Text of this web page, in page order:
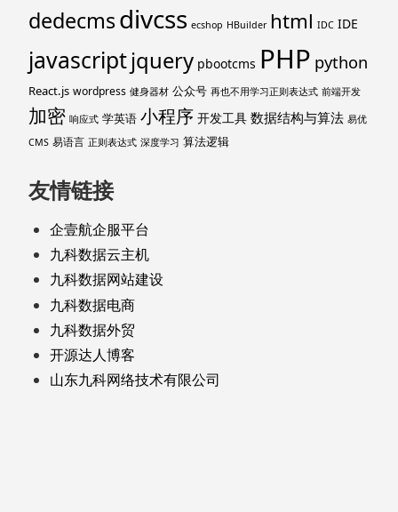
dedecmsdivcss ecshop HBuilder html IDC IDE
javascriptjquery pbootcms PHP python
React.js wordpress 健身器材 公众号 再也不用学习正则表达式 前端开发
加密 响应式 学英语 小程序 开发工具 数据结构与算法 易优
CMS 易语言 正则表达式 深度学习 算法逻辑
友情链接
企壹航企服平台
九科数据云主机
九科数据网站建设
九科数据电商
九科数据外贸
开源达人博客
山东九科网络技术有限公司